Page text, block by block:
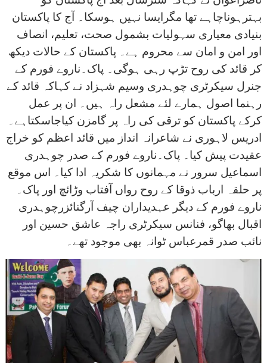
بہترہوناچاہے تھا مگرایسا نہیں ہوسکا۔ آج کا پاکستان
بنیادی معیاری سہولیات بشمول صحت، تعلیم، انصاف
اور امن و امان سے محروم ہے۔ پاکستان کے حالات دیکھ
کر قائد کی روح تڑپ رہی ہوگی۔ پاک۔ناروے فورم کے
جنرل سیکرٹری چوہدری وسیم شہزاد نے کہاکہ قائد کے
رہنما اصول ہمارے لئے مشعل راہ ہیں۔ ان پر عمل
کرکے پاکستان کو ترقی کی راہ پر گامزن کیاجاسکتاہے۔
ادریس لاہوری نے شاعرانہ انداز میں قائد اعظم کو خراج
عقیدت پیش کیا۔ پاک۔ناروے فورم کے صدر چوہدری
اسماعیل سرور نے مہمانوں کا شکریہ ادا کیا۔ اس موقع
پر حلقہ ارباب ذوقا کے روح رواں آفتاب وڑائچ اور پاک۔
ناروے فورم کے دیگر عہدیداران چیف آرگنائزرچوہدری
اقبال بھاگو، فنانس سیکرٹری راجہ عاشق حسین اور
نائب صدر قمرعباس ٹوانہ بھی موجود تھے۔